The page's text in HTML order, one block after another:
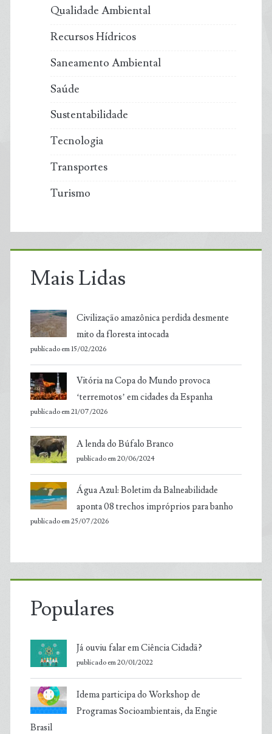
Qualidade Ambiental
Recursos Hídricos
Saneamento Ambiental
Saúde
Sustentabilidade
Tecnologia
Transportes
Turismo
Mais Lidas
Civilização amazônica perdida desmente
mito da floresta intocada
publicado em 15/02/2026
Vitória na Copa do Mundo provoca
‘terremotos’ em cidades da Espanha
publicado em 21/07/2026
A lenda do Búfalo Branco
publicado em 20/06/2024
Água Azul: Boletim da Balneabilidade
aponta 08 trechos impróprios para banho
publicado em 25/07/2026
Populares
Já ouviu falar em Ciência Cidadã?
publicado em 20/01/2022
Idema participa do Workshop de
Programas Socioambientais, da Engie
Brasil